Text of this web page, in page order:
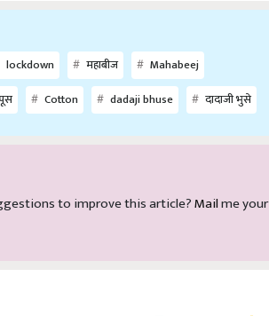
lockdown महाबीज
Mahabeej
Cotton dadaji bhuse दादाजी भुसे
to improve this article?Mailme your